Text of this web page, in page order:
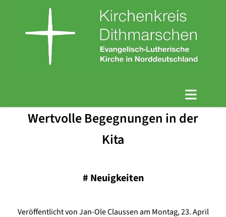
Wertvolle Begegnungen in der
Kita
# Neuigkeiten
Veröffentlicht von Jan-Ole Claussen am Montag, 23. April